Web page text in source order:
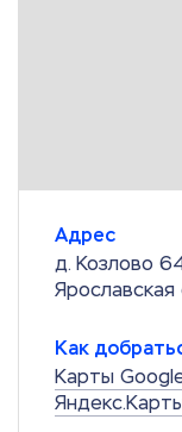
Адрес
д. Козлово
Ярославская
Как
Карты